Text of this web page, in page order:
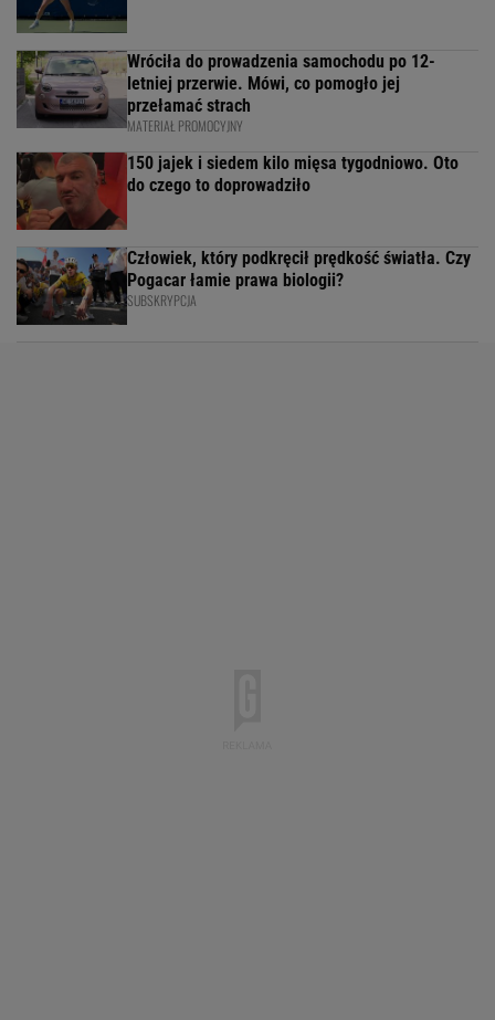
Wróciła do prowadzenia samochodu po 12-
letniej przerwie. Mówi, co pomogło jej
przełamać strach
MATERIAŁ PROMOCYJNY
150 jajek i siedem kilo mięsa tygodniowo. Oto
do czego to doprowadziło
Człowiek, który podkręcił prędkość światła. Czy
Pogacar łamie prawa biologii?
SUBSKRYPCJA